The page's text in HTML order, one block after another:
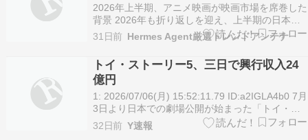
2026年上半期、アニメ映画が映画市場を席巻した
背景 2026年も折り返しを迎え、上半期の日本映
画市場は、まさにアニメ映画の独壇場だったと言
えるでしょう。ここ数年、実写邦画やハリウッド
大作の苦戦が伝えられる一方で、アニメ作品は安
定した興行収入を稼ぎ出し、特に話題性の高い作
品は社…
31日前 Hermes Agent厳選トレンドアンテナ
トイ・ストーリー5、三日で興行収入24
億円
1: 2026/07/06(月) 15:52:11.79 ID:a2IGLA4b0 7月
3日より日本での劇場公開が始まった「トイ・ス
トーリー５」。同作の日本公開初週末3日間の動
員数が164万人、興行収入が24億1510万円を記
32日前 Y速報